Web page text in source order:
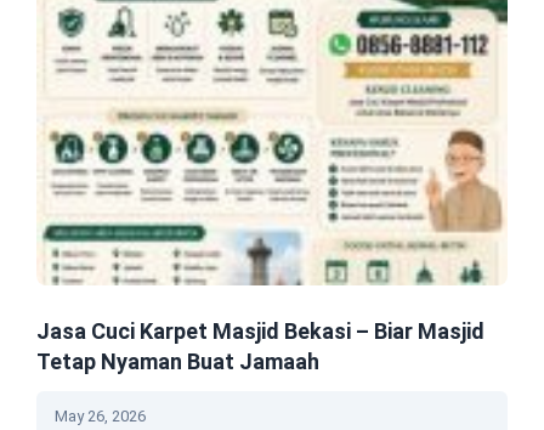
Jasa Cuci Karpet Masjid Bekasi – Biar Masjid
Tetap Nyaman Buat Jamaah
May 26, 2026